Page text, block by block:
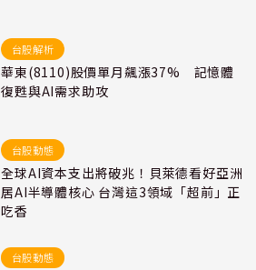
台股解析
華東(8110)股價單月飆漲37% 記憶體
復甦與AI需求助攻
台股動態
全球AI資本支出將破兆！貝萊德看好亞洲
居AI半導體核心 台灣這3領域「超前」正
吃香
台股動態